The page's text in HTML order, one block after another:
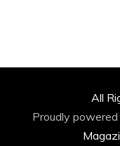
All
Proudly